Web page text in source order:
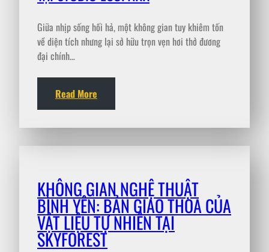
Giữa nhịp sống hối hả, một không gian tuy khiêm tốn
về diện tích nhưng lại sở hữu trọn vẹn hơi thở đương
đại chính…
Read More
KHÔNG GIAN NGHỆ THUẬT
BÌNH YÊN: BẢN GIAO THOA CỦA
VẬT LIỆU TỰ NHIÊN TẠI
SKYFOREST